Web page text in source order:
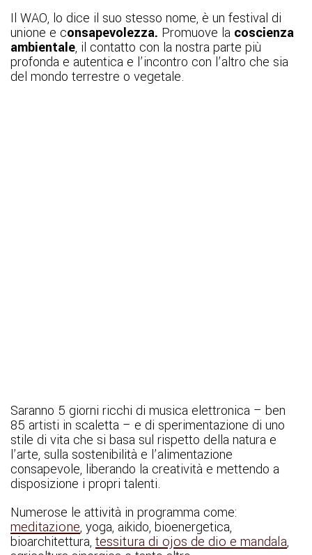
Il WAO, lo dice il suo stesso nome, è un festival di
unione e consapevolezza. Promuove la coscienza
ambientale, il contatto con la nostra parte più
profonda e autentica e l’incontro con l’altro che sia
del mondo terrestre o vegetale.
Saranno 5 giorni ricchi di musica elettronica – ben
85 artisti in scaletta – e di sperimentazione di uno
stile di vita che si basa sul rispetto della natura e
l’arte, sulla sostenibilità e l’alimentazione
consapevole, liberando la creatività e mettendo a
disposizione i propri talenti.
Numerose le attività in programma come:
meditazione, yoga, aikido, bioenergetica,
bioarchitettura, tessitura di ojos de dio e mandala,